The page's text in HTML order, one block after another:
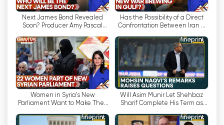
และสร้างแรงบันดาลใจ
เสนอข้อมูลที่ไม่ลำเอียง ในยุคที่สื่อต่างๆ มักมีแนวคิด
ทางการเมืองหรือวาระซ่อนเร้น WION กลับมีแนวทางที่
แตกต่างออกไป ช่องนี้ภาคภูมิใจในความเป็นกลาง
อย่างแท้จริงและไม่เข้าข้างฝ่ายใดฝ่ายหนึ่งเมื่อพูดถึง
การเมืองโลก ความมุ่งมั่นในการรายงานข่าวอย่างเป็นก
ลางนี้ทำให้ WION แตกต่างจากแหล่งข่าวอื่นๆ และโดน
ใจผู้ชมที่เบื่อหน่ายกับการรายงานข่าวที่ลำเอียง
Next James Bond Revealed
Soon? Producer Amy Pascal
Update | GRAVITAS
Has the Possibility of a Direct
Confrontation Between Iran &
Women in Syria's New
Parliament Want to Make Their
Will Asim Munir Let Shehbaz
Sharif Complete His Term as